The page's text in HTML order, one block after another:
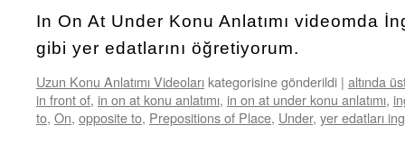
In On At Under Konu Anlatımı videomda
gibi yer edatlarını öğretiyorum.
Uzun Konu Anlatımı Videoları kategorisine gönderildi | altında
in front of, in on at konu anlatımı, in on at under konu anlatımı,
to, On, opposite to, Prepositions of Place, Under, yer edatları